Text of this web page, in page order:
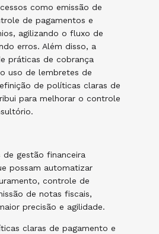
como emissão de
de pagamentos e
agilizando o fluxo de
erros. Além disso, a
práticas de cobrança
uso de lembretes de
de políticas claras de
para melhorar o controle
de gestão financeira
possam automatizar
controle de
de notas fiscais,
precisão e agilidade.
claras de pagamento e